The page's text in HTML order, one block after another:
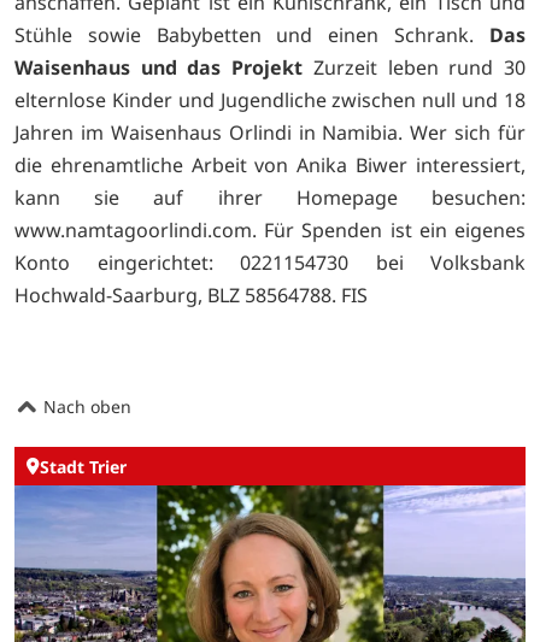
Stühle sowie Babybetten und einen Schrank. Das
Waisenhaus und das Projekt Zurzeit leben rund 30
elternlose Kinder und Jugendliche zwischen null und 18
Jahren im Waisenhaus Orlindi in Namibia. Wer sich für
die ehrenamtliche Arbeit von Anika Biwer interessiert,
kann sie auf ihrer Homepage besuchen:
www.namtagoorlindi.com. Für Spenden ist ein eigenes
Konto eingerichtet: 0221154730 bei Volksbank
Hochwald-Saarburg, BLZ 58564788. FIS
Nach oben
Stadt Trier